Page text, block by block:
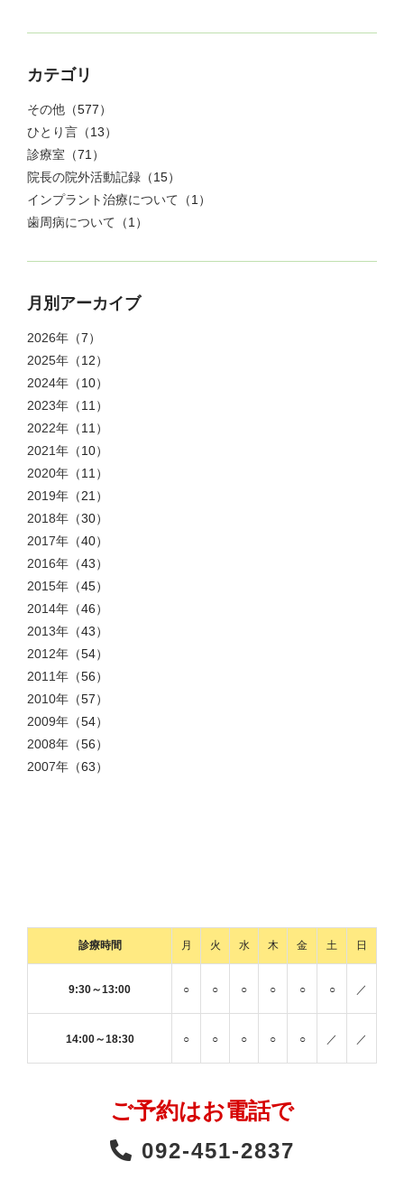
カテゴリ
その他 （577）
ひとり言 （13）
診療室 （71）
院長の院外活動記録 （15）
インプラント治療について （1）
歯周病について （1）
月別アーカイブ
2026年 （7）
2025年 （12）
2024年 （10）
2023年 （11）
2022年 （11）
2021年 （10）
2020年 （11）
2019年 （21）
2018年 （30）
2017年 （40）
2016年 （43）
2015年 （45）
2014年 （46）
2013年 （43）
2012年 （54）
2011年 （56）
2010年 （57）
2009年 （54）
2008年 （56）
2007年 （63）
診療時間 月 火 水 木 金 土 日
9:30～13:00 ○ ○ ○ ○ ○ ○ ／
14:00～18:30 ○ ○ ○ ○ ○ ／ ／
ご予約はお電話で
092-451-2837